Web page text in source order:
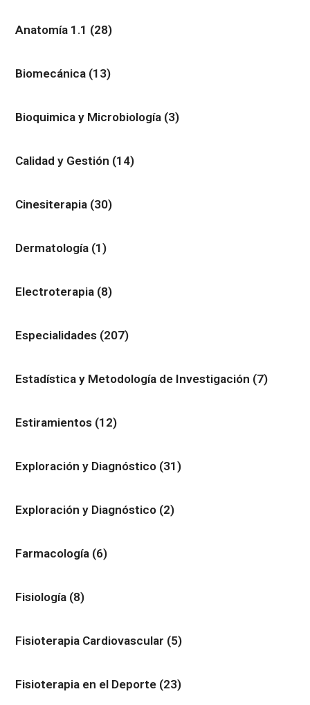
Anatomía 1.1 (28)
Biomecánica (13)
Bioquimica y Microbiología (3)
Calidad y Gestión (14)
Cinesiterapia (30)
Dermatología (1)
Electroterapia (8)
Especialidades (207)
Estadística y Metodología de Investigación (7)
Estiramientos (12)
Exploración y Diagnóstico (31)
Exploración y Diagnóstico (2)
Farmacología (6)
Fisiología (8)
Fisioterapia Cardiovascular (5)
Fisioterapia en el Deporte (23)